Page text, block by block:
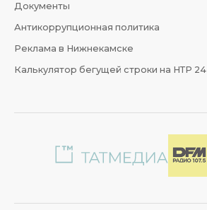
Документы
Антикоррупционная политика
Реклама в Нижнекамске
Калькулятор бегущей строки на НТР 24